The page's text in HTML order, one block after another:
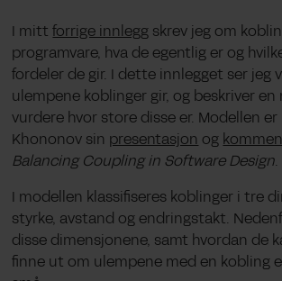
I mittforrige innlegg skrev jeg om
programvare, hva de egentlig er og
fordeler de gir. I dette innlegget ser jeg
ulempene koblinger gir, og beskriver en
vurdere hvor store disse er. Modellen
Khononov sin presentasjon og
Balancing Coupling in Software Design.
I modellen klassifiseres koblinger i tre
styrke, avstand og endringstakt.
disse dimensjonene, samt hvordan de
finne ut om ulempene med en kobling